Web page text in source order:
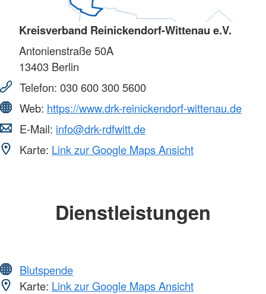
Kreisverband Reinickendorf-Wittenau e.V.
Antonienstraße 50A
13403 Berlin
Telefon: 030 600 300 5600
Web: https://www.drk-reinickendorf-wittenau.de
E-Mail: info@drk-rdfwitt.de
Karte: Link zur Google Maps Ansicht
Dienstleistungen
Blutspende
Karte: Link zur Google Maps Ansicht